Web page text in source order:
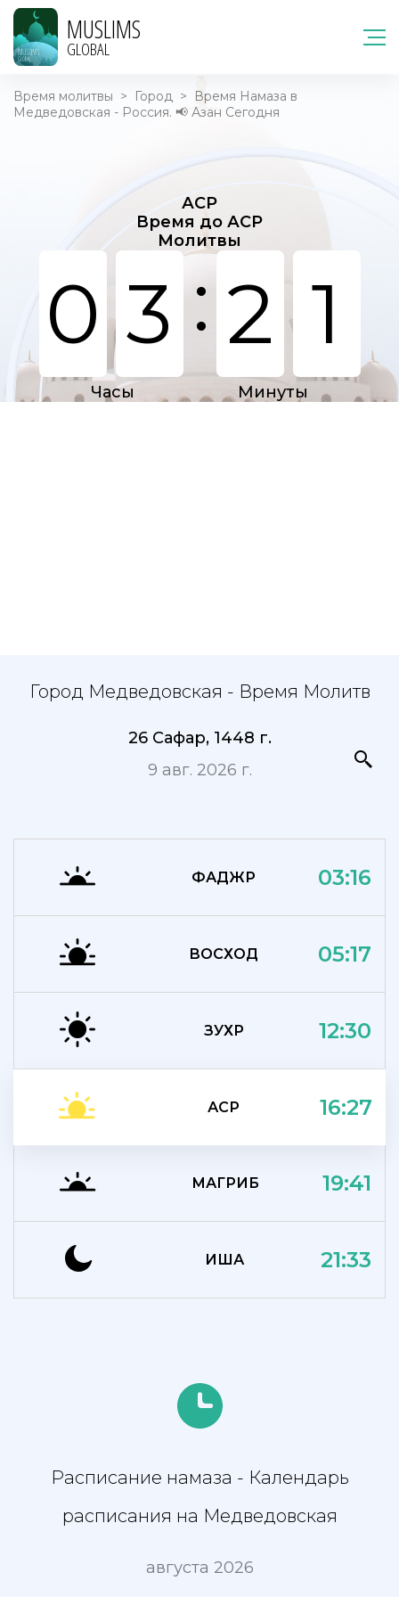
MUSLIMS
GLOBAL
Время молитвы > Город >
Время Намаза в
Медведовская - Россия. 📢 Азан Сегодня
АСР
Время до АСР
Молитвы
0 3 : 2 1
Часы Минуты
Город Медведовская - Время Молитв
26 Сафар, 1448 г.
9 авг. 2026 г.
ФАДЖР 03:16
ВОСХОД 05:17
ЗУХР 12:30
АСР 16:27
МАГРИБ 19:41
ИША 21:33
Расписание намаза - Календарь
расписания на Медведовская
августа 2026